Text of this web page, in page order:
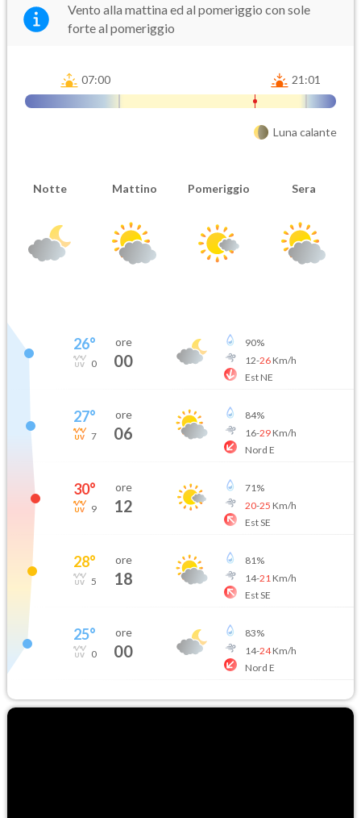
Vento alla mattina ed al pomeriggio con sole
forte al pomeriggio
07:00 21:01
Luna calante
Notte Mattino Pomeriggio Sera
26°
0
ore
00
90%
12-26Km/h
Est NE
27°
7
ore
06
84%
16-29Km/h
Nord E
30°
9
ore
12
71%
20-25 Km/h
Est SE
28°
5
ore
18
81%
14-21 Km/h
Est SE
25°
0
ore
00
83%
14-24Km/h
Nord E